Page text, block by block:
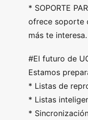
* SOPORTE
ofrece soporte
más te interesa.
#El futuro de
Estamos
* Listas de
* Listas
*